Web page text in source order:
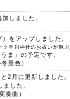
しました。
をアップしました。
ク率川神社のお祓いが魅
ま」の予定です。
景色）
2月に更新しました。
した。
奏曲）